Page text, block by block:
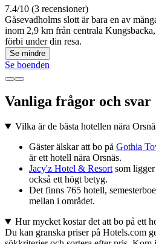
7.4/10 (3 recensioner)
Gåsevadholms slott är bara en av
inom 2,9 km från centrala
förbi under din resa.
Se mindre
Se boenden
Vanliga frågor och svar
Vilka är de bästa hotellen nära
Gäster älskar att bo på Gothia
är ett hotell nära Orsnäs.
Jacy'z Hotel & Resortsom ligger
också ett högt betyg.
Det finns 765 hotell,
mellan i området.
Hur mycket kostar det att bo på ett
Du kan granska priser på Hotels.com